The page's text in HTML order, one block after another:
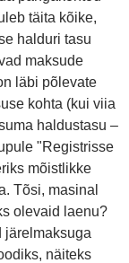
täita kõike,
halduri tasu
maksude
läbi põlevate
kohta (kui viia
haldustasu –
"Registrisse
mõistlikke
Tõsi, masinal
olevaid laenu?
järelmaksuga
näiteks